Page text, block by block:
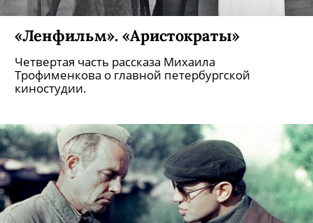
«Ленфильм». «Аристократы»
Четвертая часть рассказа Михаила
Трофименкова о главной петербургской
киностудии.